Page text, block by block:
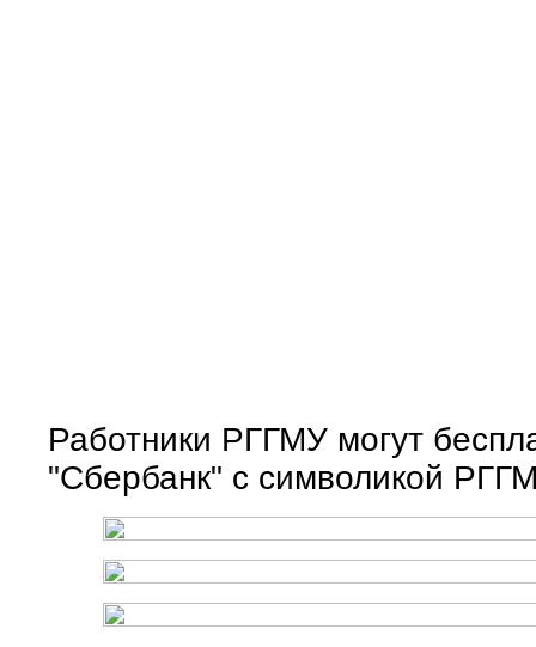
Работники РГГМУ могут
"Сбербанк" с символикой